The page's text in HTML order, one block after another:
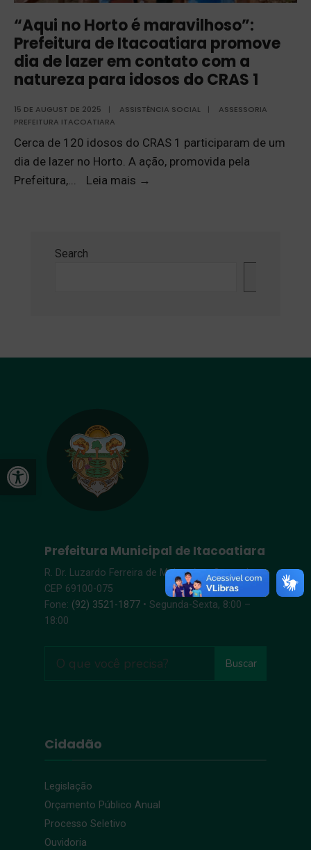
Open toolbar
“Aqui no Horto é maravilhoso”:
Prefeitura de Itacoatiara promove
dia de lazer em contato com a
natureza para idosos do CRAS 1
15 DE AUGUST DE 2025 | ASSISTÊNCIA SOCIAL |
ASSESSORIA
PREFEITURA ITACOATIARA
Cerca de 120 idosos do CRAS 1 participaram de um
dia de lazer no Horto. A ação, promovida pela
Prefeitura,... Leia mais →
Search
Prefeitura Municipal de Itacoatiara
R. Dr. Luzardo Ferreira de Melo, s/n – Centro |
CEP 69100-075
Fone: (92) 3521-1877 • Segunda-Sexta, 8:00 –
18:00
Buscar
Cidadão
Legislação
Orçamento Público Anual
Processo Seletivo
Ouvidoria